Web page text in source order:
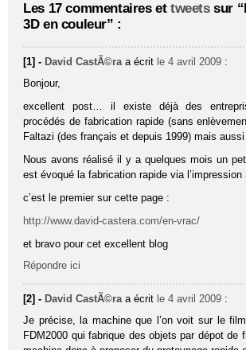
Les 17 commentaires et tweetssur
3D en couleur” :
[1] - David CastÃ©ra a écrit le 4 avril 2009 :
Bonjour,
excellent post… il existe déjà des
procédés de fabrication rapide (sans
Faltazi (des français et depuis 1999) mais aussi
Nous avons réalisé il y a quelques mois un
est évoqué la fabrication rapide via l’impression
c’est le premier sur cette page :
http://www.david-castera.com/en-vrac/
et bravo pour cet excellent blog
Répondre ici
[2] - David CastÃ©ra a écrit le 4 avril 2009 :
Je précise, la machine que l’on voit sur le
FDM2000 qui fabrique des objets par dépot de